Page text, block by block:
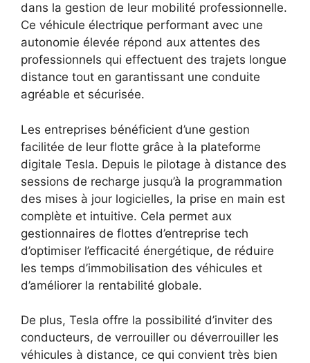
dans la gestion de leur mobilité professionnelle.
Ce véhicule électrique performant avec une
autonomie élevée répond aux attentes des
professionnels qui effectuent des trajets longue
distance tout en garantissant une conduite
agréable et sécurisée.
Les entreprises bénéficient d’une gestion
facilitée de leur flotte grâce à la plateforme
digitale Tesla. Depuis le pilotage à distance des
sessions de recharge jusqu’à la programmation
des mises à jour logicielles, la prise en main est
complète et intuitive. Cela permet aux
gestionnaires de flottes d’entreprise tech
d’optimiser l’efficacité énergétique, de réduire
les temps d’immobilisation des véhicules et
d’améliorer la rentabilité globale.
De plus, Tesla offre la possibilité d’inviter des
conducteurs, de verrouiller ou déverrouiller les
véhicules à distance, ce qui convient très bien